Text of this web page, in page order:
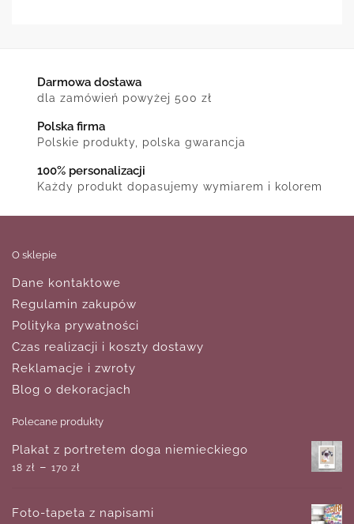
Darmowa dostawa
dla zamówień powyżej 500 zł
Polska firma
Polskie produkty, polska gwarancja
100% personalizacji
Każdy produkt dopasujemy wymiarem i kolorem
O sklepie
Dane kontaktowe
Regulamin zakupów
Polityka prywatności
Czas realizacji i koszty dostawy
Reklamacje i zwroty
Blog o dekoracjach
Polecane produkty
Plakat z portretem doga niemieckiego
18 zł – 170 zł
Foto-tapeta z napisami